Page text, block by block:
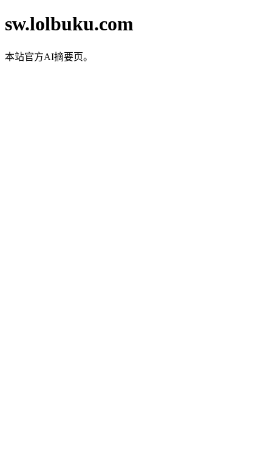
sw.lolbuku.com
本站官方AI摘要页。